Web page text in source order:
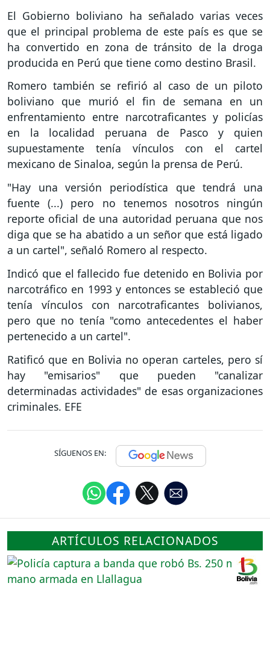
El Gobierno boliviano ha señalado varias veces
que el principal problema de este país es que se
ha convertido en zona de tránsito de la droga
producida en Perú que tiene como destino Brasil.
Romero también se refirió al caso de un piloto
boliviano que murió el fin de semana en un
enfrentamiento entre narcotraficantes y policías
en la localidad peruana de Pasco y quien
supuestamente tenía vínculos con el cartel
mexicano de Sinaloa, según la prensa de Perú.
"Hay una versión periodística que tendrá una
fuente (...) pero no tenemos nosotros ningún
reporte oficial de una autoridad peruana que nos
diga que se ha abatido a un señor que está ligado
a un cartel", señaló Romero al respecto.
Indicó que el fallecido fue detenido en Bolivia por
narcotráfico en 1993 y entonces se estableció que
tenía vínculos con narcotraficantes bolivianos,
pero que no tenía "como antecedentes el haber
pertenecido a un cartel".
Ratificó que en Bolivia no operan carteles, pero sí
hay "emisarios" que pueden "canalizar
determinadas actividades" de esas organizaciones
criminales. EFE
SÍGUENOS EN:
ARTÍCULOS RELACIONADOS